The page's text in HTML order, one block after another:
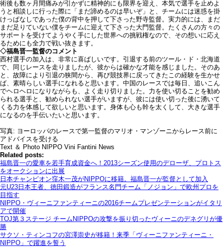
術後も数ヶ月間痛みが引かずに精神的にも限界を迎え、本気で選手を止めよ
うと相談しに行った際に「まだ諦めるのは早いぞ」と、チームには迷惑を掛
けっぱなしであった僕の背中を押して下さった野寺監督。実力的には、まだ
まだ足りていない僕をチームに迎えて下さった大門監督。たくさんの方々の
サポートを受けてようやく手にした世界への挑戦権なので、その想いに応え
るためにも全力で戦い抜きます。
◇福島晋一監督のコメント
西村選手の加入は、非常に喜ばしいです。引退する前のツール・ド・北海道
で、同じレースを走りましたが、彼からは確かな才能を感じました。そのあ
と、故障により引退の狭間から、再び競技界に戻ってきたこの経験を生かせ
ば、素晴らしい選手になれると思います。中国のレースでは毎日、追いこん
でヘロヘロになりながらも、よく走り切りました。力を使い切ることを勧め
られる選手と、勧められない選手がいますが、彼には使い切った後に湧いて
くる力を体感して欲しいと思います。身体も心も幹を太くして、大きな選手
になるのを手伝いたいと思います。
写真: ヨーロッパのレースで第一監督のマリオ・マンゾーニからレース前に
アドバイスを受ける
Text ＆ Photo NIPPO Vini Fantini News
Related posts:
福島晋一の愛車を若手育成資金へ！2013シーズン使用のデローザ、プロトス
をオークションに出展
日本チャンピオン窪木一茂がNIPPOに移籍。福島晋一が監督として加入
元U23日本王者、徳田鍛造がフランス名門チーム「ノジョン」で欧州プロを
目指す
NIPPO・ヴィーニファンティーニの2016チームプレゼンテーションがイタリ
アで開催
TOJ第３ステージ チームNIPPOの攻撃を振り切ったヴィーニのデネグリが優
勝
サクソ・ティンコフの宮澤崇史が移籍！来季「ヴィーニファンティーニ・
NIPPO」で躍進を誓う